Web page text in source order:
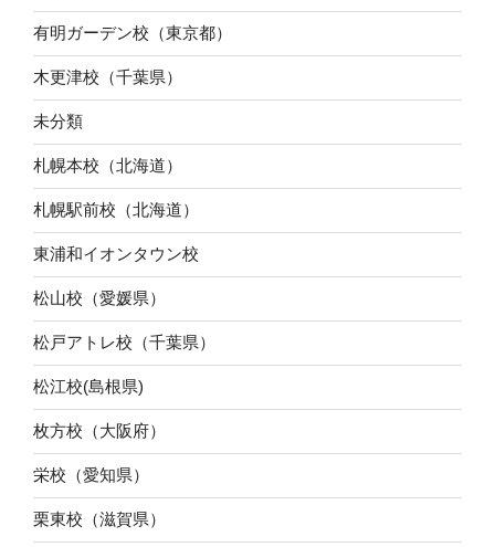
有明ガーデン校（東京都）
木更津校（千葉県）
未分類
札幌本校（北海道）
札幌駅前校（北海道）
東浦和イオンタウン校
松山校（愛媛県）
松戸アトレ校（千葉県）
松江校(島根県)
枚方校（大阪府）
栄校（愛知県）
栗東校（滋賀県）